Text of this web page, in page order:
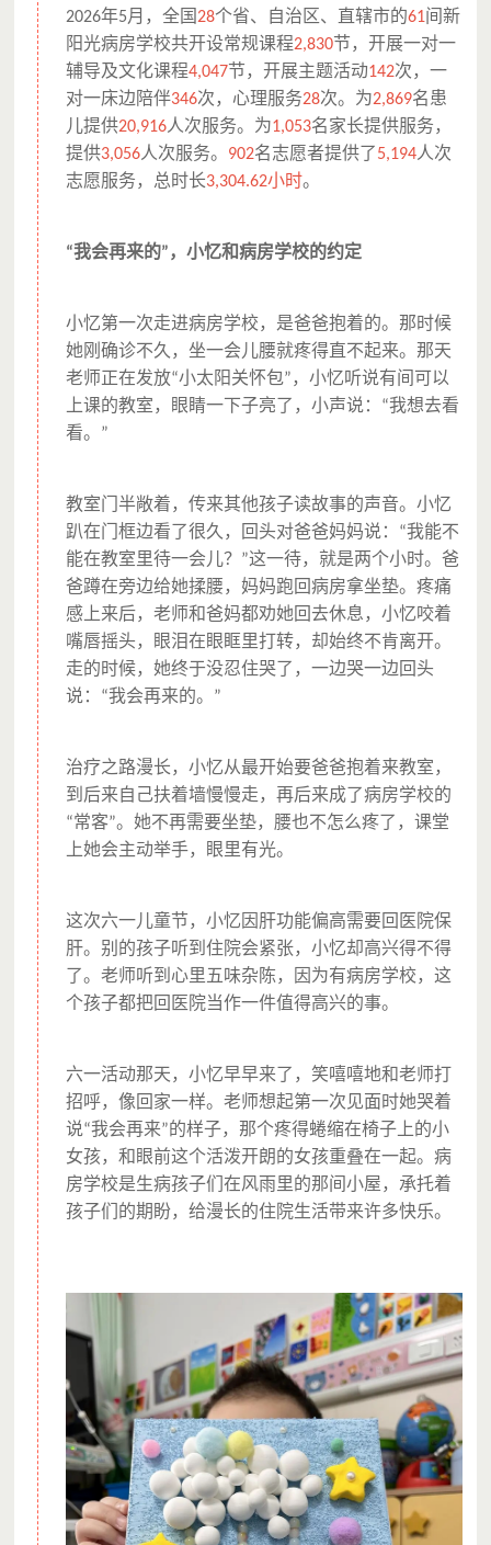
2026年5月，全国28个省、自治区、直辖市的61间新
阳光病房学校共开设常规课程2,830节，开展一对一
辅导及文化课程4,047节，开展主题活动142次，一
对一床边陪伴346次，心理服务28次。为2,869名患
儿提供20,916人次服务。为1,053名家长提供服务，
提供3,056人次服务。 902名志愿者提供了5,194人次
志愿服务，总时长3,304.62小时。
“我会再来的”，小忆和病房学校的约定
小忆第一次走进病房学校，是爸爸抱着的。那时候
她刚确诊不久，坐一会儿腰就疼得直不起来。那天
老师正在发放“小太阳关怀包” ，小忆听说有间可以
上课的教室，眼睛一下子亮了，小声说：
“我想去看
看。
”
教室门半敞着，传来其他孩子读故事的声音。小忆
趴在门框边看了很久，回头对爸爸妈妈说：
“我能不
能在教室里待一会儿？ ”这一待，就是两个小时。爸
爸蹲在旁边给她揉腰，妈妈跑回病房拿坐垫。疼痛
感上来后，老师和爸妈都劝她回去休息，小忆咬着
嘴唇摇头，眼泪在眼眶里打转，却始终不肯离开。
走的时候，她终于没忍住哭了，一边哭一边回头
说：
“我会再来的。 ”
治疗之路漫长，小忆从最开始要爸爸抱着来教室，
到后来自己扶着墙慢慢走，再后来成了病房学校的
“常客”。她不再需要坐垫，腰也不怎么疼了，课堂
上她会主动举手，眼里有光。
这次六一儿童节，小忆因肝功能偏高需要回医院保
肝。别的孩子听到住院会紧张，小忆却高兴得不得
了。老师听到心里五味杂陈，因为有病房学校，这
个孩子都把回医院当作一件值得高兴的事。
六一活动那天，小忆早早来了，笑嘻嘻地和老师打
招呼，像回家一样。老师想起第一次见面时她哭着
说“我会再来”的样子，那个疼得蜷缩在椅子上的小
女孩，和眼前这个活泼开朗的女孩重叠在一起。病
房学校是生病孩子们在风雨里的那间小屋，承托着
孩子们的期盼，给漫长的住院生活带来许多快乐。